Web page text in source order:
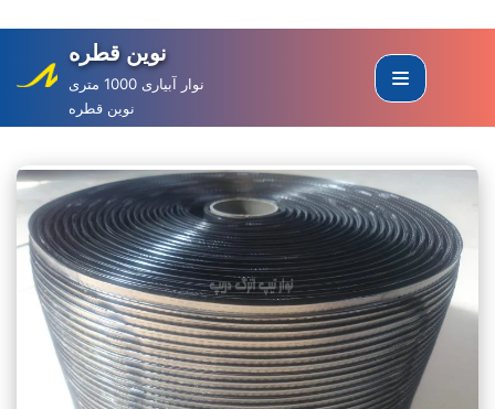
to
content
نوین قطره
نوار آبیاری 1000 متری
نوین قطره